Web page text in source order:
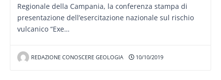
Regionale della Campania, la conferenza stampa di
presentazione dell’esercitazione nazionale sul rischio
vulcanico “Exe…
REDAZIONE CONOSCERE GEOLOGIA 10/10/2019